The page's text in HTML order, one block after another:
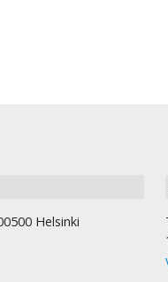
Helsinki